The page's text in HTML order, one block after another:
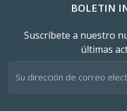
BOLETIN
Suscríbete a nuestro
últimas